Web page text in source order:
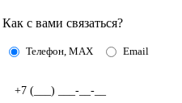
Как с вами связаться?
Телефон, MAX Email